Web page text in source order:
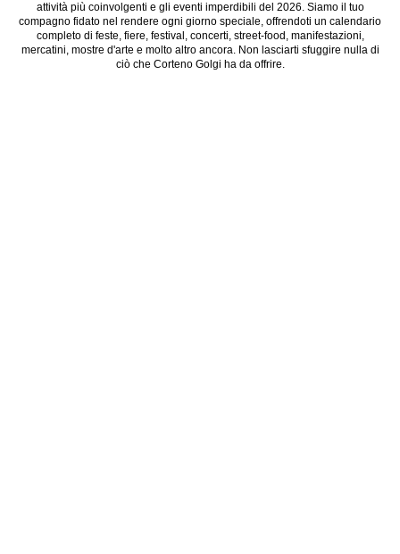
attività più coinvolgenti e gli eventi imperdibili del 2026. Siamo il tuo
compagno fidato nel rendere ogni giorno speciale, offrendoti un calendario
completo di feste, fiere, festival, concerti, street-food, manifestazioni,
mercatini, mostre d'arte e molto altro ancora. Non lasciarti sfuggire nulla di
ciò che Corteno Golgi ha da offrire.